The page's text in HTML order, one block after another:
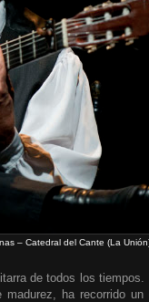
– Catedral del Cante (La
de todos los tiempos.
ha recorrido un